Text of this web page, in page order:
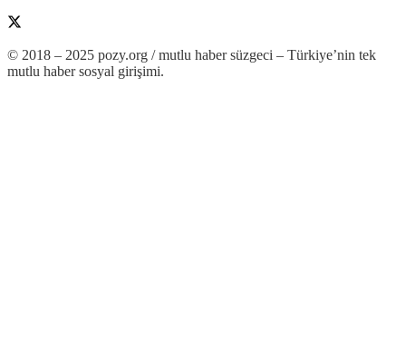
© 2018 – 2025 pozy.org / mutlu haber süzgeci – Türkiye’nin tek
mutlu haber sosyal girişimi.